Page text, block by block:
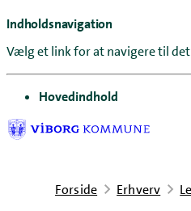
Indholdsnavigation
Vælg et link for at navigere til
gå til
Hovedindhold
Forside Erhverv